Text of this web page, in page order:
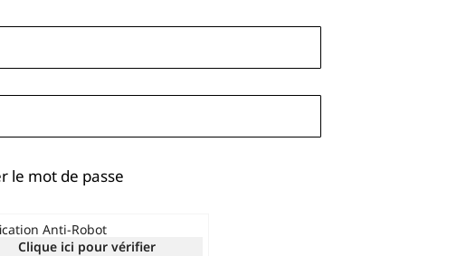
le mot de passe
Anti-Robot
Clique ici pour vérifier